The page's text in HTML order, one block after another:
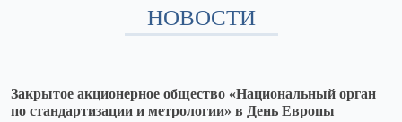
НОВОСТИ
Закрытое акционерное общество «Национальный орган
по стандартизации и метрологии» в День Европы